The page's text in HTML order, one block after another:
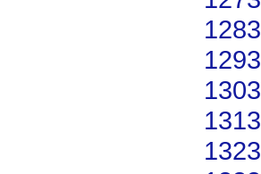
1283
1293
1303
1313
1323